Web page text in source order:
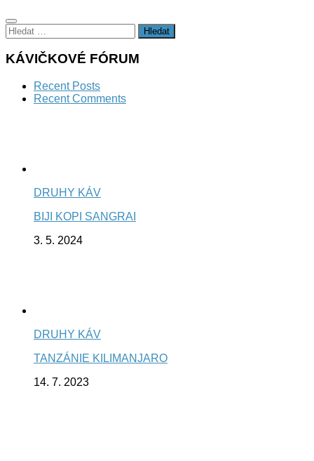
Vyhledávání
KÁVIČKOVÉ FÓRUM
Recent Posts
Recent Comments
DRUHY KÁV
BIJI KOPI SANGRAI
3. 5. 2024
DRUHY KÁV
TANZÁNIE KILIMANJARO
14. 7. 2023